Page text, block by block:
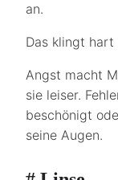
an.
Das klingt
Angst macht
sie leiser.
beschönigt
seine Augen.